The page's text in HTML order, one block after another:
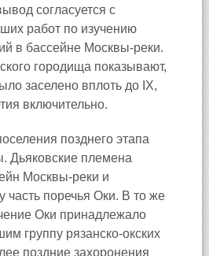
согласуется с
работ по изучению
в бассейне Москвы-реки.
городища показывают,
заселено вплоть до IX,
включительно.
позднего этапа
Дьяковские племена
Москвы-реки и
поречья Оки. В то же
Оки принадлежало
группу рязанско-окских
поздние захоронения